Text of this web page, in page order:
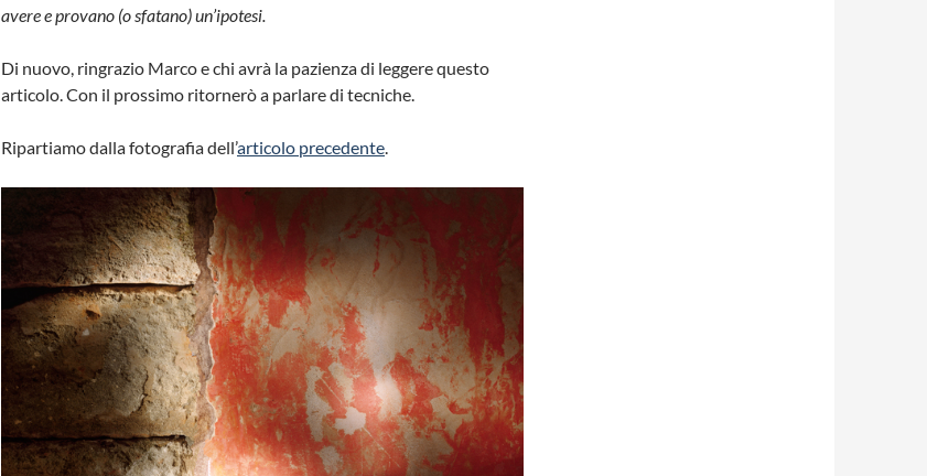
avere e provano (o sfatano) un’ipotesi.
Di nuovo, ringrazio Marco e chi avrà la pazienza di leggere questo
articolo. Con il prossimo ritornerò a parlare di tecniche.
Ripartiamo dalla fotografia dell’articolo precedente.